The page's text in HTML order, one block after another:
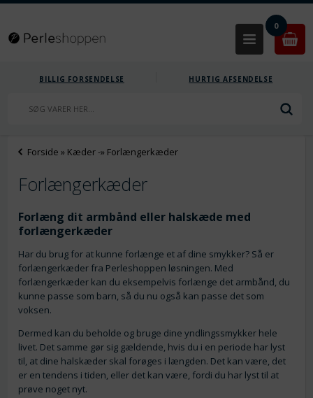
0
BILLIG FORSENDELSE HURTIG AFSENDELSE
Forside » Kæder-» Forlængerkæder
Forlængerkæder
Forlæng dit armbånd eller halskæde med
forlængerkæder
Har du brug for at kunne forlænge et af dine smykker? Så er
forlængerkæder fra Perleshoppen løsningen. Med
forlængerkæder kan du eksempelvis forlænge det armbånd, du
kunne passe som barn, så du nu også kan passe det som
voksen.
Dermed kan du beholde og bruge dine yndlingssmykker hele
livet. Det samme gør sig gældende, hvis du i en periode har lyst
til, at dine halskæder skal forøges i længden. Det kan være, det
er en tendens i tiden, eller det kan være, fordi du har lyst til at
prøve noget nyt.